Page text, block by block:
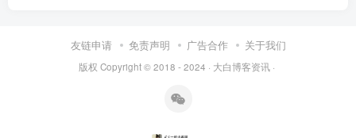
友链申请 免责声明 广告合作 关于我们
版权 Copyright © 2018 - 2024 · 大白博客资讯 ·